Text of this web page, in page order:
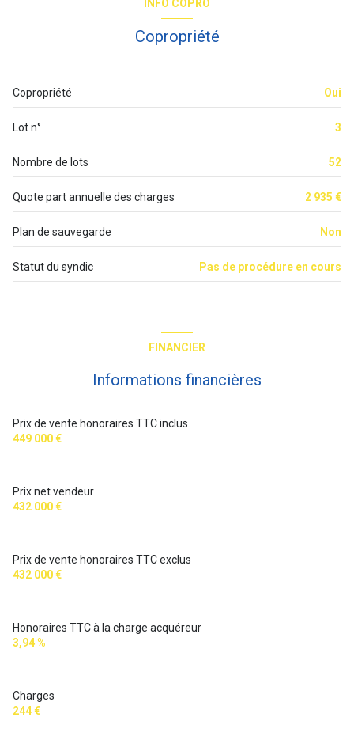
vue rue
cave
quartier Buttes Chaumont, Buttes Chaumont Botzaris
WC
INFO COPRO
Copropriété
Copropriété Oui
Lot n° 3
Nombre de lots 52
Quote part annuelle des charges 2 935 €
Plan de sauvegarde Non
Statut du syndic Pas de procédure en cours
FINANCIER
Informations financières
Prix de vente honoraires TTC inclus
449 000 €
Prix net vendeur
432 000 €
Prix de vente honoraires TTC exclus
432 000 €
Honoraires TTC à la charge acquéreur
3,94 %
Charges
244 €